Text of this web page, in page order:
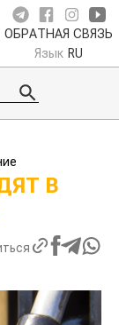
ОБРАТНАЯ СВЯЗЬ
Язык RU
В